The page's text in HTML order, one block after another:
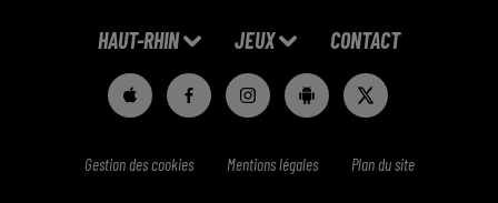
HAUT-RHIN JEUX CONTACT
Gestion des cookies Mentions légales Plan du site